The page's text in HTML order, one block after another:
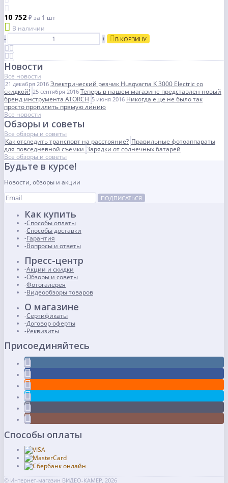
10 752 ₽за 1 шт
В наличии
-
+ В КОРЗИНУ
Новости
Все новости
21 декабря 2016 Электрический резчик Husqvarna K 3000 Electric со
скидкой! 25 сентября 2016 Теперь в нашем магазине представлен новый
бренд инструмента ATORCH 5 июня 2016 Никогда еще не было так
просто пропилить прямую линию
Все новости
Обзоры и советы
Все обзоры и советы
Как отследить транспорт на расстояние? Правильные фотоаппараты
для повседневной съемки Зарядки от солнечных батарей
Все обзоры и советы
Будьте в курсе!
Новости, обзоры и акции
ПОДПИСАТЬСЯ
Как купить
Способы оплаты
Способы доставки
Гарантия
Вопросы и ответы
Пресс-центр
Акции и скидки
Обзоры и советы
Фотогалерея
Видеообзоры товаров
О магазине
Сертификаты
Договор оферты
Реквизиты
Присоединяйтесь
Способы оплаты
© Интернет-магазин ВИДЕО-КАМЕР, 2026